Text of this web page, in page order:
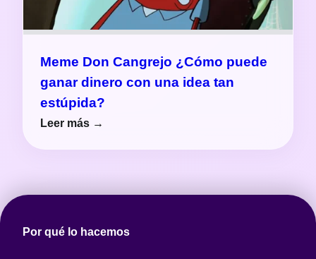
Meme Don Cangrejo ¿Cómo puede
ganar dinero con una idea tan
estúpida?
Leer más →
Por qué lo hacemos